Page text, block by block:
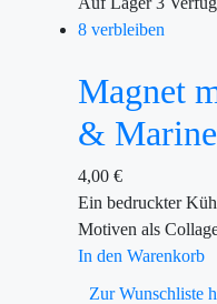
8 verbleiben
Magnet
&
4,00 €
Ein bedruckter
Motiven als
In den Warenkorb
Zur Wunschliste